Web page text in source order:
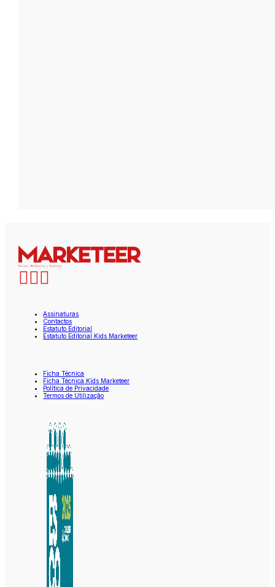
Assinaturas
Contactos
Estatuto Editorial
Estatuto Editorial Kids Marketeer
Ficha Técnica
Ficha Técnica Kids Marketeer
Política de Privacidade
Termos de Utilização